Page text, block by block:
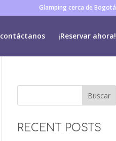
Glamping cerca de Bogotá
contáctanos ¡Reservar ahora!
Buscar
RECENT POSTS